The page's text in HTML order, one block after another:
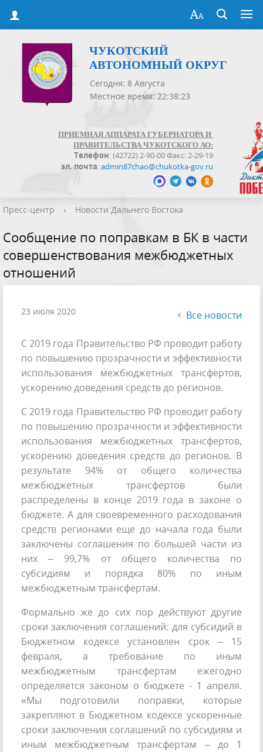
ЧУКОТСКИЙ
АВТОНОМНЫЙ ОКРУГ
Сегодня: 8 Августа
Местное время: 22:38:24
ПРИЕМНАЯ АППАРАТА ГУБЕРНАТОРА И
ПРАВИТЕЛЬСТВА ЧУКОТСКОГО АО:
Телефон: (42722) 2-90-00 Факс: 2-29-19
эл. почта:admin87chao@chukotka-gov.ru
Пресс-центр › Новости Дальнего Востока
Сообщение по поправкам в БК в части
совершенствования межбюджетных
отношений
23 июля 2020 Все новости
С 2019 года Правительство РФ проводит работу
по повышению прозрачности и эффективности
использования межбюджетных трансфертов,
ускорению доведения средств до регионов.
С 2019 года Правительство РФ проводит работу
по повышению прозрачности и эффективности
использования межбюджетных трансфертов,
ускорению доведения средств до регионов. В
результате 94% от общего количества
межбюджетных трансфертов были
распределены в конце 2019 года в законе о
бюджете. А для своевременного расходования
средств регионами еще до начала года были
заключены соглашения по большей части из
них – 99,7% от общего количества по
субсидиям и порядка 80% по иным
межбюджетным трансфертам.
Формально же до сих пор действуют другие
сроки заключения соглашений: для субсидий в
Бюджетном кодексе установлен срок – 15
февраля, а требование по иным
межбюджетным трансфертам ежегодно
определяется законом о бюджете - 1 апреля.
«Мы подготовили поправки, которые
закрепляют в Бюджетном кодексе ускоренные
сроки заключения соглашений по субсидиям и
иным межбюджетным трансфертам – до 1